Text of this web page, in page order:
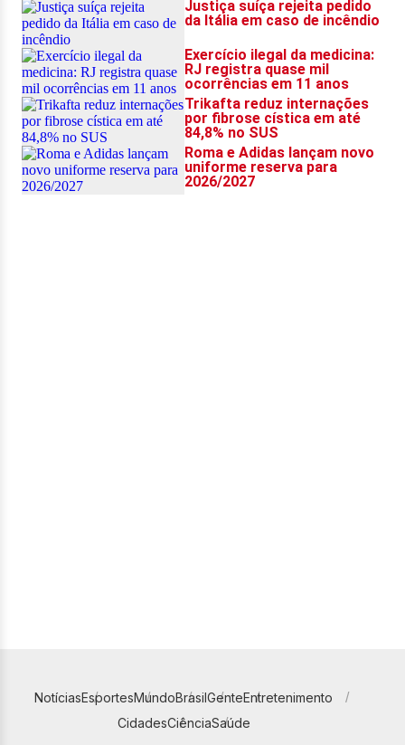
NotíciasEsportesMundoBrasilGenteEntretenimento
CidadesCiênciaSaúde